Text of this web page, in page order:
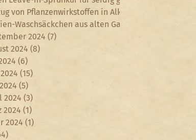
von Pflanzenwirkstoffen in Alkohol – Tinkturen
Waschsäckchen aus alten Gardinen
2024 (7)
2024 (8)
(6)
(15)
(5)
2024 (3)
2024 (1)
2024 (1)